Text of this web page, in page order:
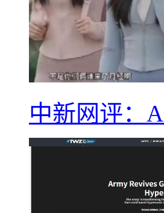
中新网评：